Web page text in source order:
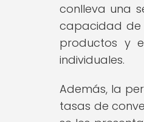
conlleva una
capacidad de
productos y
individuales.
Además, la
tasas de